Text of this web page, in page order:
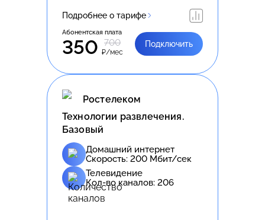
Подробнее о тарифе
Абонентская плата
350 700
₽/мес
Подключить
Ростелеком
Технологии развлечения.
Базовый
Домашний интернет
Скорость: 200 Мбит/сек
Телевидение
Кол-во каналов: 206